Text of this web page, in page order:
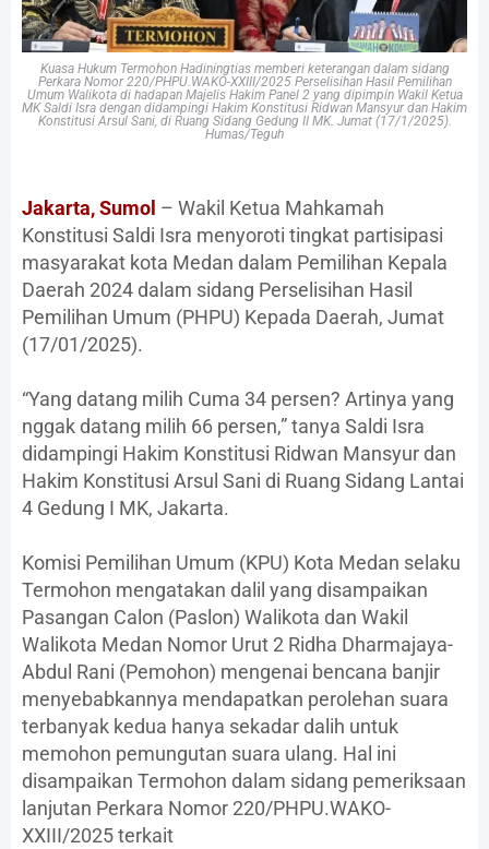
Kuasa Hukum Termohon Hadiningtias memberi keterangan dalam sidang
Perkara Nomor 220/PHPU.WAKO-XXIII/2025 Perselisihan Hasil Pemilihan
Umum Walikota di hadapan Majelis Hakim Panel 2 yang dipimpin Wakil Ketua
MK Saldi Isra dengan didampingi Hakim Konstitusi Ridwan Mansyur dan Hakim
Konstitusi Arsul Sani, di Ruang Sidang Gedung II MK. Jumat (17/1/2025).
Humas/Teguh
Jakarta, Sumol – Wakil Ketua Mahkamah
Konstitusi Saldi Isra menyoroti tingkat partisipasi
masyarakat kota Medan dalam Pemilihan Kepala
Daerah 2024 dalam sidang Perselisihan Hasil
Pemilihan Umum (PHPU) Kepada Daerah, Jumat
(17/01/2025).
“Yang datang milih Cuma 34 persen? Artinya yang
nggak datang milih 66 persen,” tanya Saldi Isra
didampingi Hakim Konstitusi Ridwan Mansyur dan
Hakim Konstitusi Arsul Sani di Ruang Sidang Lantai
4 Gedung I MK, Jakarta.
Komisi Pemilihan Umum (KPU) Kota Medan selaku
Termohon mengatakan dalil yang disampaikan
Pasangan Calon (Paslon) Walikota dan Wakil
Walikota Medan Nomor Urut 2 Ridha Dharmajaya-
Abdul Rani (Pemohon) mengenai bencana banjir
menyebabkannya mendapatkan perolehan suara
terbanyak kedua hanya sekadar dalih untuk
memohon pemungutan suara ulang. Hal ini
disampaikan Termohon dalam sidang pemeriksaan
lanjutan Perkara Nomor 220/PHPU.WAKO-
XXIII/2025 terkait